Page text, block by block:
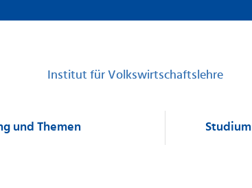
Institut für Volkswirtschaftslehre
und Themen Studium